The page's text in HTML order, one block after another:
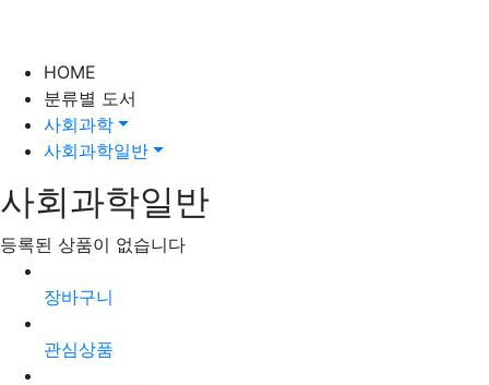
HOME
분류별 도서
사회과학
사회과학일반
사회과학일반
등록된 상품이 없습니다
장바구니
관심상품